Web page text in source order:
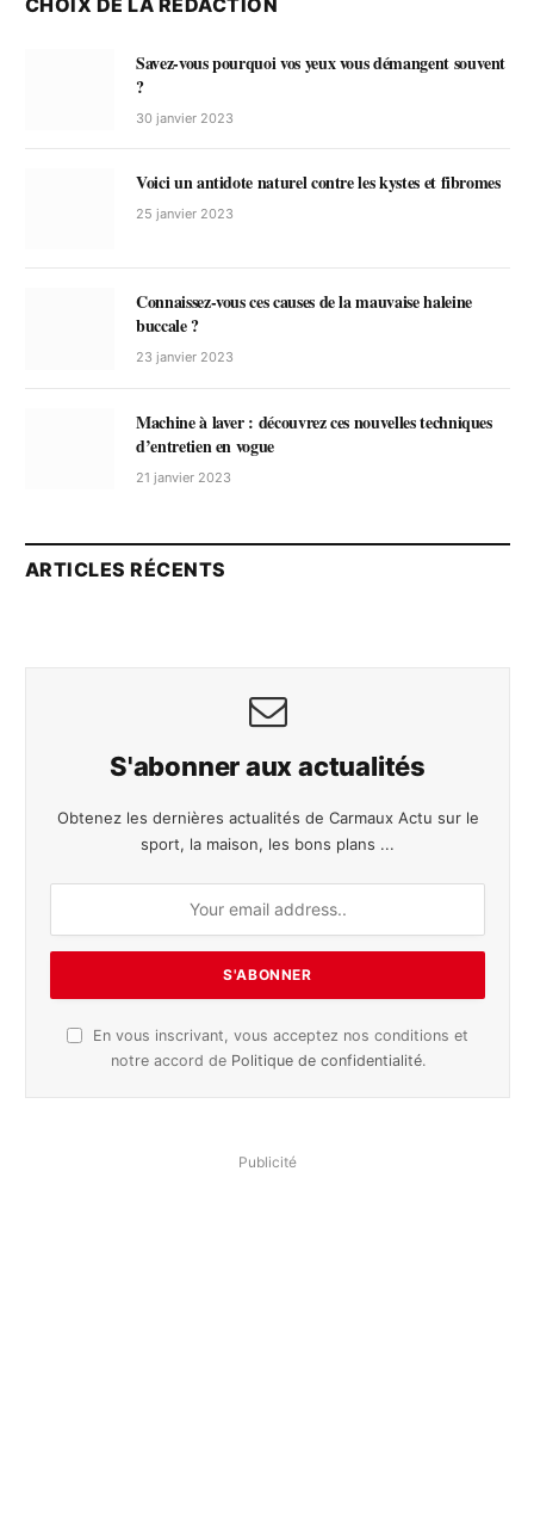
CHOIX DE LA RÉDACTION
Savez-vous pourquoi vos yeux vous démangent souvent
?
30 janvier 2023
Voici un antidote naturel contre les kystes et fibromes
25 janvier 2023
Connaissez-vous ces causes de la mauvaise haleine
buccale ?
23 janvier 2023
Machine à laver : découvrez ces nouvelles techniques
d’entretien en vogue
21 janvier 2023
ARTICLES RÉCENTS
S'abonner aux actualités
Obtenez les dernières actualités de Carmaux Actu sur le
sport, la maison, les bons plans ...
En vous inscrivant, vous acceptez nos conditions et
notre accord de Politique de confidentialité.
Publicité